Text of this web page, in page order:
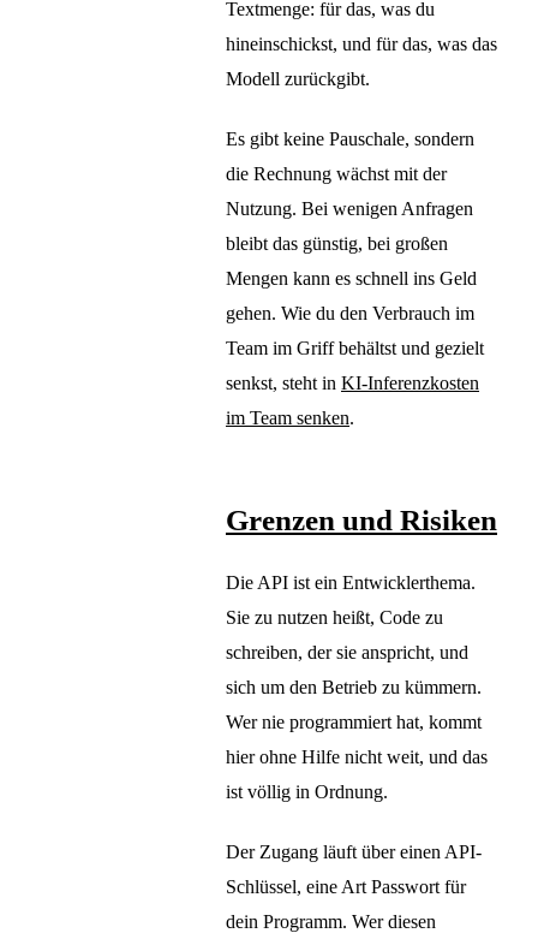
Textmenge: für das, was du
hineinschickst, und für das, was das
Modell zurückgibt.
Es gibt keine Pauschale, sondern
die Rechnung wächst mit der
Nutzung. Bei wenigen Anfragen
bleibt das günstig, bei großen
Mengen kann es schnell ins Geld
gehen. Wie du den Verbrauch im
Team im Griff behältst und gezielt
senkst, steht in KI-Inferenzkosten
im Team senken.
Grenzen und Risiken
Die API ist ein Entwicklerthema.
Sie zu nutzen heißt, Code zu
schreiben, der sie anspricht, und
sich um den Betrieb zu kümmern.
Wer nie programmiert hat, kommt
hier ohne Hilfe nicht weit, und das
ist völlig in Ordnung.
Der Zugang läuft über einen API-
Schlüssel, eine Art Passwort für
dein Programm. Wer diesen